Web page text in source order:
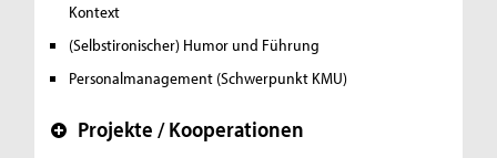
Kontext
(Selbstironischer) Humor und Führung
Personalmanagement (Schwerpunkt KMU)
+ Projekte / Kooperationen